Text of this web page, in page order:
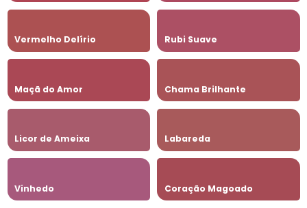
Vermelho Delírio Rubi Suave
Maçã do Amor Chama Brilhante
Licor de Ameixa Labareda
Vinhedo Coração Magoado